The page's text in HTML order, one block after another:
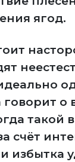
ягод.
говорит о
такой
счёт
избытка